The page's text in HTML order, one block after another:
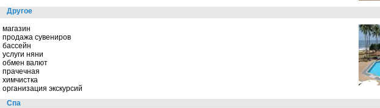
Другое
магазин
продажа сувениров
бассейн
услуги няни
обмен валют
прачечная
химчистка
организация экскурсий
Спа